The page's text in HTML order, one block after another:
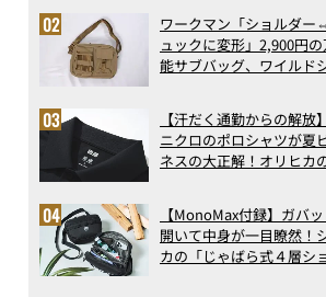
ト3】（2026年6月版）
ワークマン「ショルダー
ュックに変形」2,900円
能サブバッグ、ワイルド
記事ランキングベスト3】
（2026年6月版）
【汗だく通勤からの解放
ニクロのポロシャツが夏
ネスの大正解！オリヒカ
アの実力
【MonoMax付録】ガバッ
開いて中身が一目瞭然！
カの「じゃばら式４層シ